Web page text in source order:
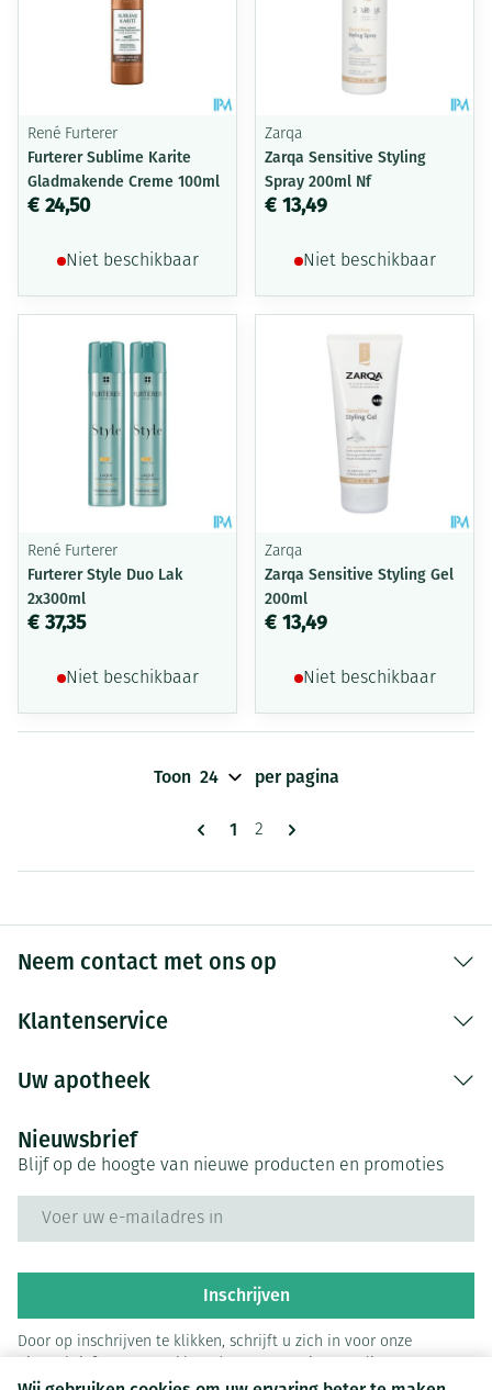
René Furterer
Furterer Sublime Karite
Gladmakende Creme 100ml
€ 24,50
Niet beschikbaar
Zarqa
Zarqa Sensitive Styling
Spray 200ml Nf
€ 13,49
Niet beschikbaar
René Furterer
Furterer Style Duo Lak
2x300ml
€ 37,35
Niet beschikbaar
Zarqa
Zarqa Sensitive Styling Gel
200ml
€ 13,49
Niet beschikbaar
Pagina's
U lees momenteel pagina
1 Pagina
2
Toon per pagina
Neem contact met ons op
Klantenservice
Uw apotheek
Nieuwsbrief
Blijf op de hoogte van nieuwe producten en promoties
Inschrijven
Door op inschrijven te klikken, schrijft u zich in voor onze